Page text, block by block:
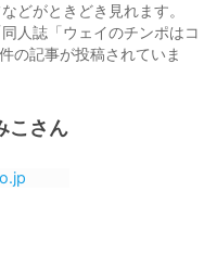
どがときどき見れます。
人誌「ウェイのチンポはコ
の記事が投稿されていま
こさん